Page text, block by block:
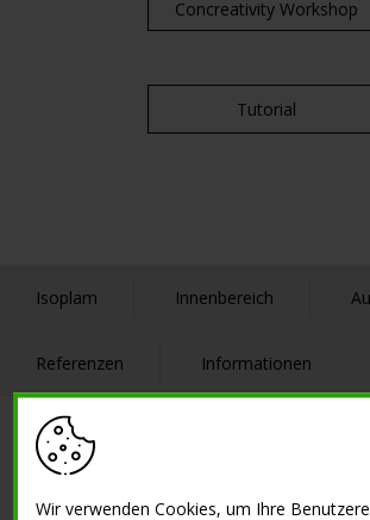
Concreativity Workshop
Tutorial
Isoplam Innenbereich
Referenzen Informationen
SOLUTIONS
Kreative Zemente mit geringer Dicke
Wir verwenden Cookies, um Ihre